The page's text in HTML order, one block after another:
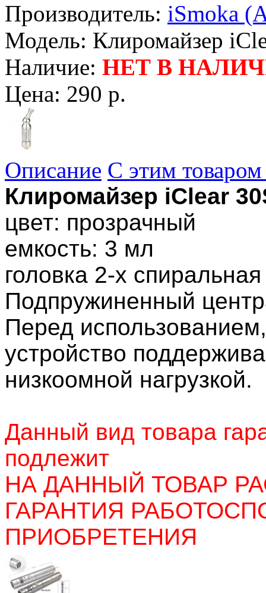
Производитель: iSmoka
Модель: Клиромайзер
Наличие: НЕТ В
Цена: 290 р.
Описание С этим
Клиромайзер iClear
цвет: прозрачный
емкость: 3 мл
головка 2-х спиральная
Подпружиненный
Перед
устройство
низкоомной нагрузкой.
Данный вид товара
подлежит
НА ДАННЫЙ ТОВАР
ГАРАНТИЯ
ПРИОБРЕТЕНИЯ